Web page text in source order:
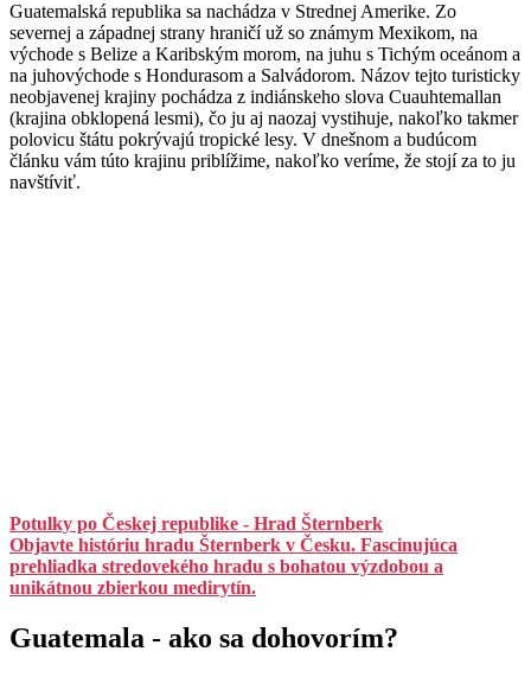
Guatemalská republika sa nachádza v Strednej Amerike. Zo
severnej a západnej strany hraničí už so známym Mexikom, na
východe s Belize a Karibským morom, na juhu s Tichým oceánom a
na juhovýchode s Hondurasom a Salvádorom. Názov tejto turisticky
neobjavenej krajiny pochádza z indiánskeho slova Cuauhtemallan
(krajina obklopená lesmi), čo ju aj naozaj vystihuje, nakoľko takmer
polovicu štátu pokrývajú tropické lesy. V dnešnom a budúcom
článku vám túto krajinu priblížime, nakoľko veríme, že stojí za to ju
navštíviť.
Potulky po Českej republike - Hrad Šternberk
Objavte históriu hradu Šternberk v Česku. Fascinujúca
prehliadka stredovekého hradu s bohatou výzdobou a
unikátnou zbierkou medirytín.
Guatemala - ako sa dohovorím?